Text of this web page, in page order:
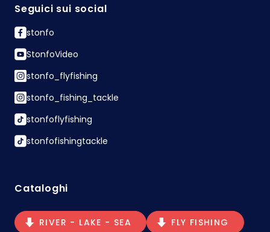
Seguici sui social
stonfo
StonfoVideo
stonfo_flyfishing
stonfo_fishing_tackle
stonfoflyfishing
stonfofishingtackle
Cataloghi
RIVER - LAKE - SEA FLY FISHING